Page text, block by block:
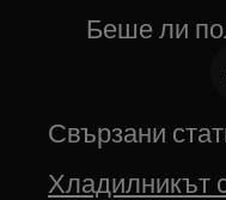
Беше ли
Свързани
Хладилникът